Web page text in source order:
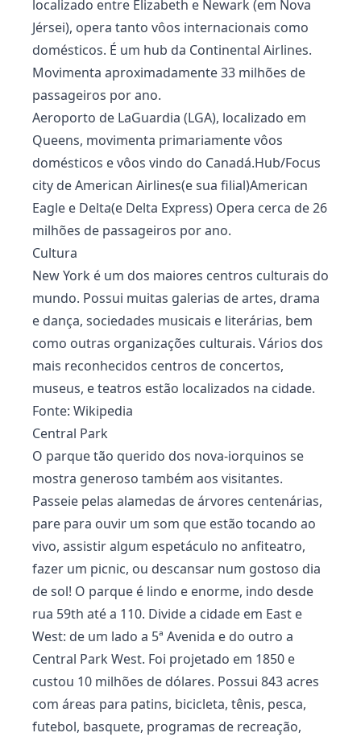
localizado entre Elizabeth e Newark (em Nova
Jérsei), opera tanto vôos internacionais como
domésticos. É um hub da Continental Airlines.
Movimenta aproximadamente 33 milhões de
passageiros por ano.
Aeroporto de LaGuardia (LGA), localizado em
Queens, movimenta primariamente vôos
domésticos e vôos vindo do Canadá.Hub/Focus
city de American Airlines(e sua filial)American
Eagle e Delta(e Delta Express) Opera cerca de 26
milhões de passageiros por ano.
Cultura
New York é um dos maiores centros culturais do
mundo. Possui muitas galerias de artes, drama
e dança, sociedades musicais e literárias, bem
como outras organizações culturais. Vários dos
mais reconhecidos centros de concertos,
museus, e teatros estão localizados na cidade.
Fonte: Wikipedia
Central Park
O parque tão querido dos nova-iorquinos se
mostra generoso também aos visitantes.
Passeie pelas alamedas de árvores centenárias,
pare para ouvir um som que estão tocando ao
vivo, assistir algum espetáculo no anfiteatro,
fazer um picnic, ou descansar num gostoso dia
de sol! O parque é lindo e enorme, indo desde
rua 59th até a 110. Divide a cidade em East e
West: de um lado a 5ª Avenida e do outro a
Central Park West. Foi projetado em 1850 e
custou 10 milhões de dólares. Possui 843 acres
com áreas para patins, bicicleta, tênis, pesca,
futebol, basquete, programas de recreação,